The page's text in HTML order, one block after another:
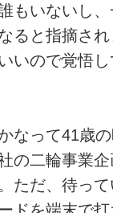
もいないし
ると指摘さ
いので覚悟
なって41歳
の二輪事業
ただ、待っ